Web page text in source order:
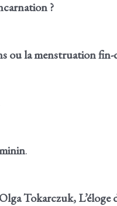
?
ou la menstruation fin-
.
Tokarczuk,L’éloge